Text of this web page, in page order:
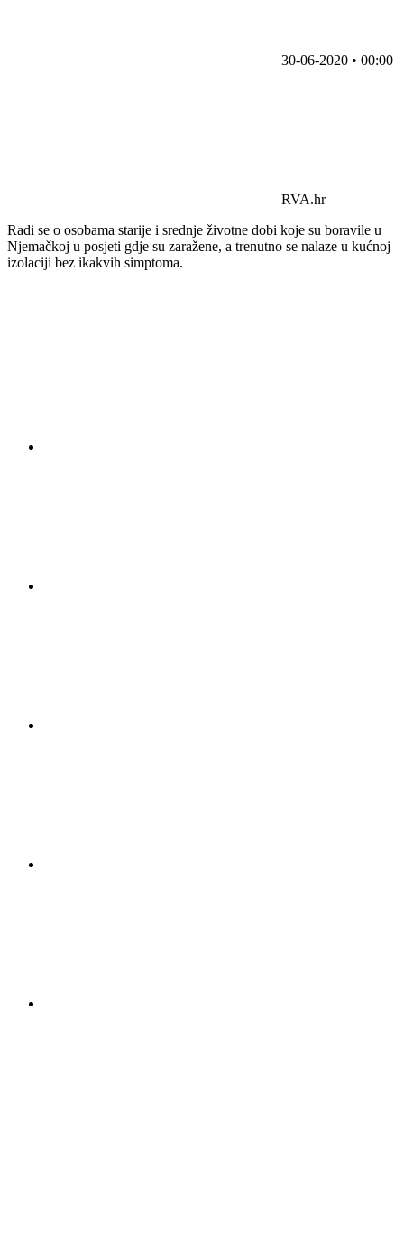
30-06-2020 • 00:00
RVA.hr
Radi se o osobama starije i srednje životne dobi koje su boravile u
Njemačkoj u posjeti gdje su zaražene, a trenutno se nalaze u kućnoj
izolaciji bez ikakvih simptoma.